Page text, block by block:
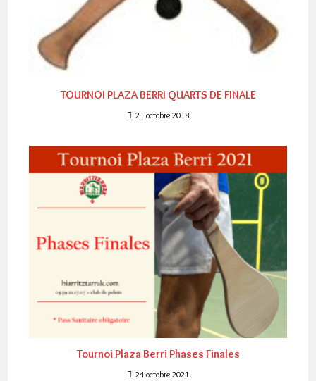
TOURNOI PLAZA BERRI QUARTS DE FINALE
21 octobre 2018
Tournoi Plaza Berri Phases Finales
24 octobre 2021